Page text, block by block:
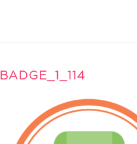
BADGE_1_114